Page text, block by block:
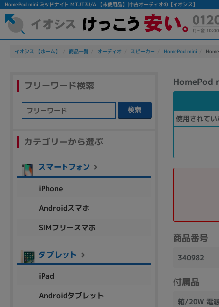
HomePod mini ミッドナイト MTJT3J/A 【未使用品】|中古オーディオの【イオシス】
イオシス 【ホーム】 商品一覧 オーディオ スピーカー HomePod mini
HomePod
使用されて
商品番号
340982
付属品
箱/20W 電
フリーワード検索
検索
カテゴリーから選ぶ
iPhone
Androidスマホ
SIMフリースマホ
iPad
Androidタブレット
除外ワード
人気の検索ワード：Let's note EliteBook
商品シリーズ名・ブランド名の絞り込み。
Thinkpad
aspire Inspiron